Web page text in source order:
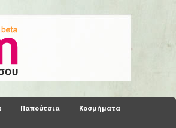
Παπούτσια Κοσμήματα